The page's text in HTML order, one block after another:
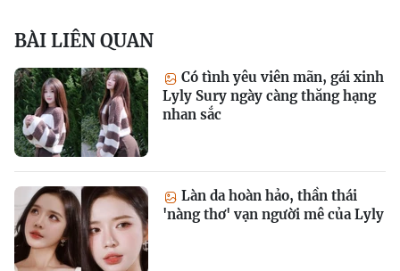
BÀI LIÊN QUAN
Có tình yêu viên mãn, gái xinh
Lyly Sury ngày càng thăng hạng
nhan sắc
Làn da hoàn hảo, thần thái
'nàng thơ' vạn người mê của Lyly